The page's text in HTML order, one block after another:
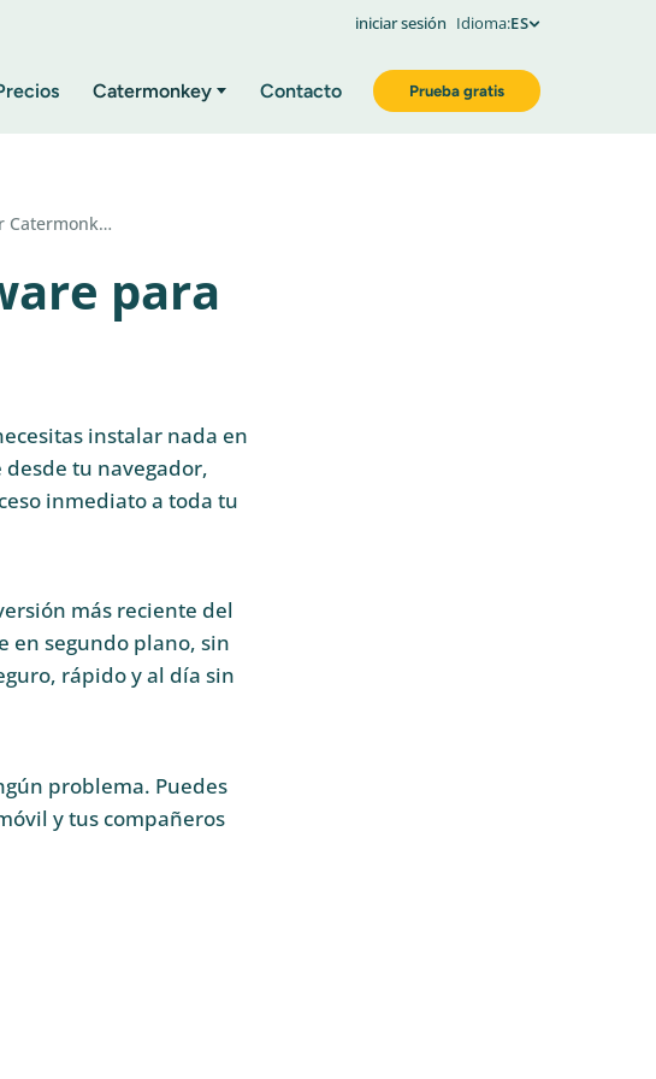
iniciar sesión Idioma:ES
Catermonkey Contacto Prueba gratis
Catermonk…
para
instalar nada en
tu navegador,
inmediato a toda tu
más reciente del
en segundo plano, sin
rápido y al día sin
problema. Puedes
y tus compañeros